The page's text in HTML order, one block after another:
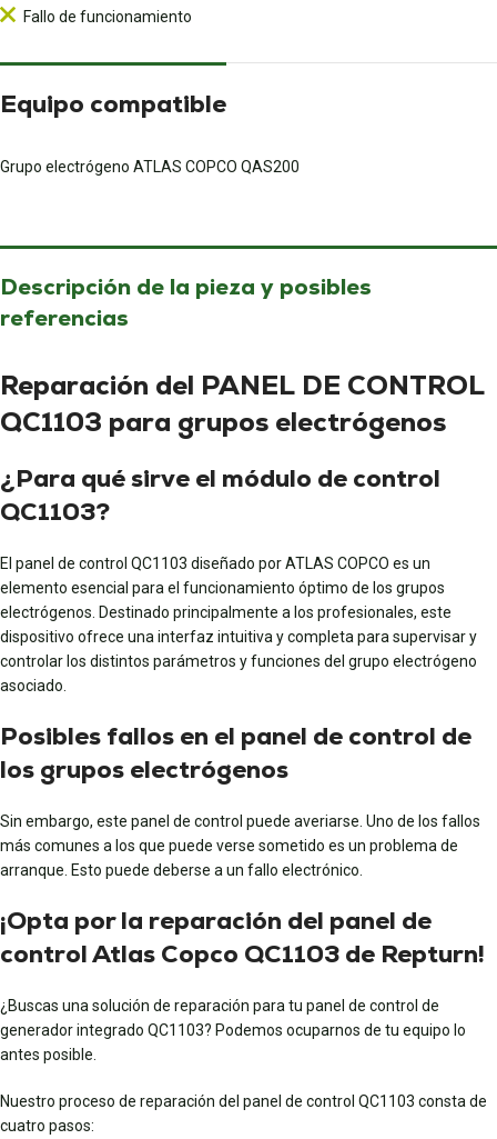
Fallo de funcionamiento
Equipo compatible
Grupo electrógeno ATLAS COPCO QAS200
Descripción de la pieza y posibles
referencias
Reparación del PANEL DE CONTROL
QC1103 para grupos electrógenos
¿Para qué sirve el módulo de control
QC1103?
El panel de control QC1103 diseñado por ATLAS COPCO es un
elemento esencial para el funcionamiento óptimo de los grupos
electrógenos. Destinado principalmente a los profesionales, este
dispositivo ofrece una interfaz intuitiva y completa para supervisar y
controlar los distintos parámetros y funciones del grupo electrógeno
asociado.
Posibles fallos en el panel de control de
los grupos electrógenos
Sin embargo, este panel de control puede averiarse. Uno de los fallos
más comunes a los que puede verse sometido es un problema de
arranque. Esto puede deberse a un fallo electrónico.
¡Opta por la reparación del panel de
control Atlas Copco QC1103 de Repturn!
¿Buscas una solución de reparación para tu panel de control de
generador integrado QC1103? Podemos ocuparnos de tu equipo lo
antes posible.
Nuestro proceso de reparación del panel de control QC1103 consta de
cuatro pasos: